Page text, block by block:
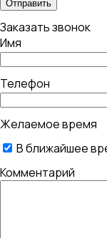
Заказать звонок
Имя
Телефон
Желаемое время
В ближайшее
Комментарий